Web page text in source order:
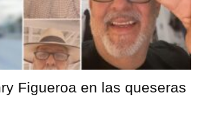
Figueroa en las queseras